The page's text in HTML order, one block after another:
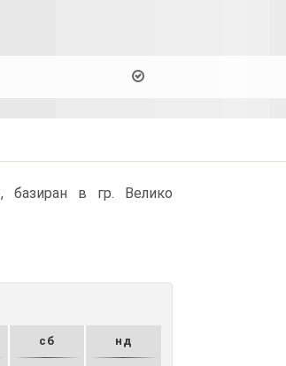
базиран в гр. Велико
сб нд